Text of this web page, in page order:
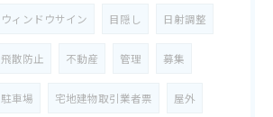
ウィンドウサイン 目隠し 日射調整
飛散防止 不動産 管理 募集
駐車場 宅地建物取引業者票 屋外